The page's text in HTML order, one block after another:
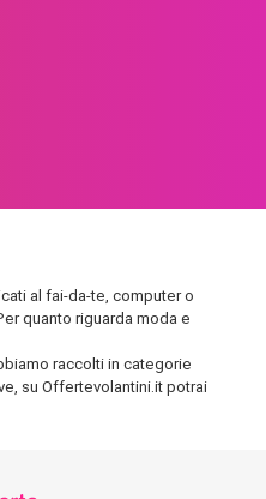
al fai-da-te, computer o
quanto riguarda moda e
raccolti in categorie
su Offertevolantini.it potrai